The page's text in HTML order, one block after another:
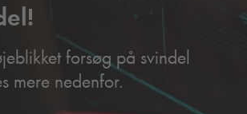
forsøg på svindel
mere nedenfor.